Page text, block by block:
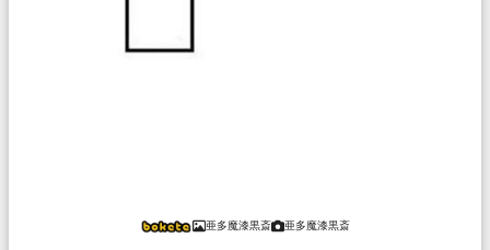
亜多魔漆黒斎 亜多魔漆黒斎